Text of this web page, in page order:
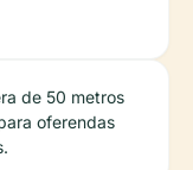
de 50 metros
oferendas